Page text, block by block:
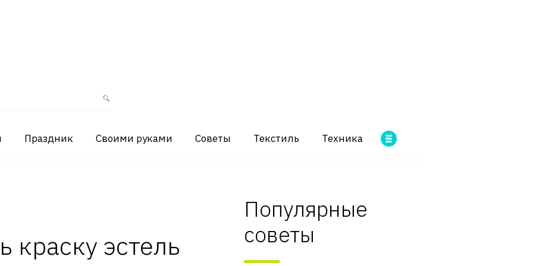
Праздник Своими руками Советы Текстиль Техника
краску эстель
Популярные
советы